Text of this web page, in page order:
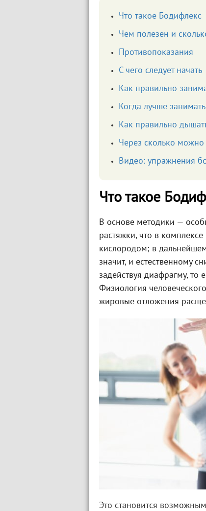
Что такое Бодифлекс
Чем полезен и
Противопоказания
С чего следует начать
Как правильно
Когда лучше
Как правильно
Через сколько можно
Видео: упражнения
Что такое
В основе методики —
растяжки, что в
кислородом; в
значит, и естественному
задействуя диафрагму, то
Физиология
жировые отложения
Это становится